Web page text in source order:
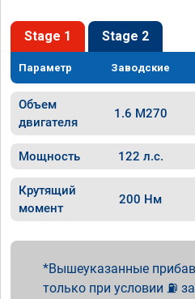
Stage 1 Stage 2
Параметр Заводские
Объем
двигателя
1.6 M270
Мощность 122 л.с.
Крутящий
момент
200 Нм
Вышеуказанные
только при условии ⛽